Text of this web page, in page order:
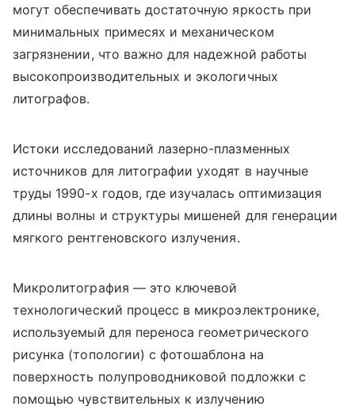
могут обеспечивать достаточную яркость при
минимальных примесях и механическом
загрязнении, что важно для надежной работы
высокопроизводительных и экологичных
литографов.
Истоки исследований лазерно-плазменных
источников для литографии уходят в научные
труды 1990-х годов, где изучалась оптимизация
длины волны и структуры мишеней для генерации
мягкого рентгеновского излучения.
Микролитография — это ключевой
технологический процесс в микроэлектронике,
используемый для переноса геометрического
рисунка (топологии) с фотошаблона на
поверхность полупроводниковой подложки с
помощью чувствительных к излучению